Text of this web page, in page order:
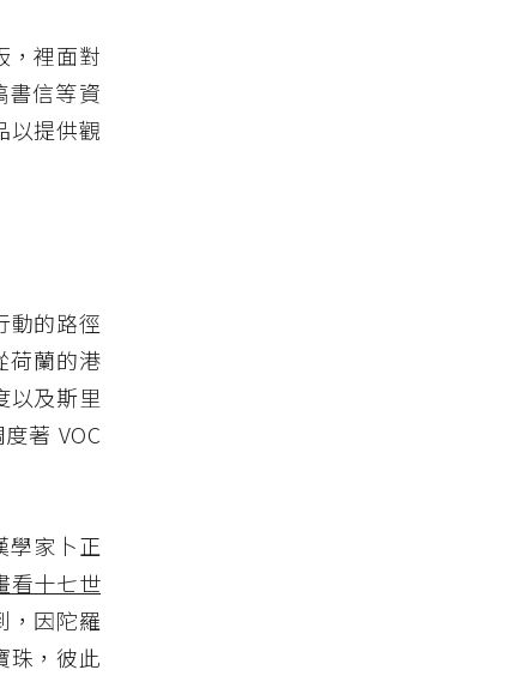
，裡面對
書信等資
以提供觀
動的路徑
荷蘭的港
以及斯里
著 VOC
學家卜正
看十七世
，因陀羅
珠，彼此